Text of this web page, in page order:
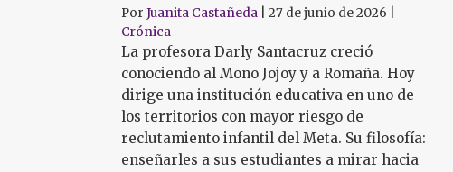
PorJuanita Castañeda |27 de junio de 2026
Crónica
La profesora Darly Santacruz creció
conociendo al Mono Jojoy y a Romaña. Hoy
dirige una institución educativa en uno de
los territorios con mayor riesgo de
reclutamiento infantil del Meta. Su filosofía:
enseñarles a sus estudiantes a mirar hacia